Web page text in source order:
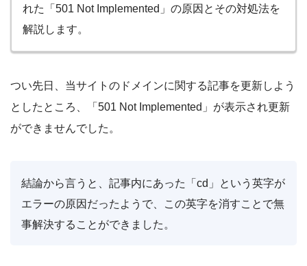
れた「501 Not Implemented」の原因とその対処法を
解説します。
つい先日、当サイトのドメインに関する記事を更新しよう
としたところ、「501 Not Implemented」が表示され更新
ができませんでした。
結論から言うと、記事内にあった「cd」という英字が
エラーの原因だったようで、この英字を消すことで無
事解決することができました。